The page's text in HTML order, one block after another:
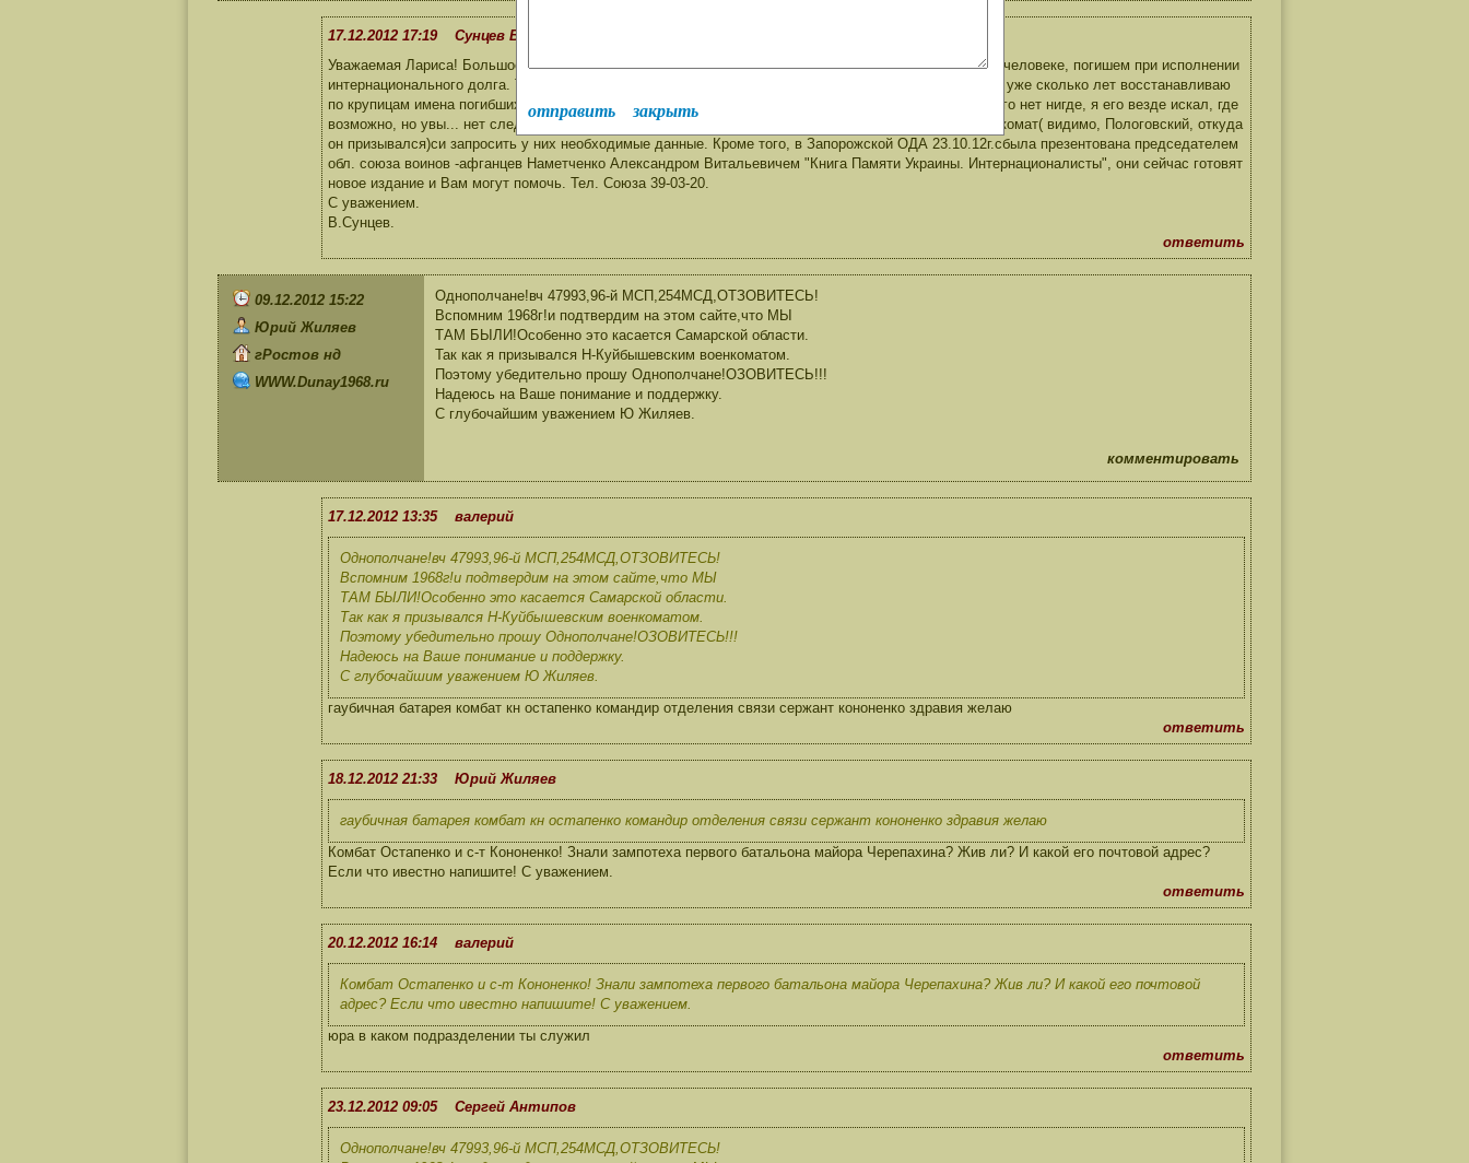
отправить закрыть
17.12.2012 17:19 Сунцев В.П.
Уважаемая Лариса! Большое Вам спасибо за Ваше благородное стремление восстановить память о человеке, погишем при исполнении
интернационального долга. То, что его нет в Книгах Памяти - это не моя вина, а наша общая беда. Я уже сколько лет восстанавливаю
по крупицам имена погибших воинов, которые не вошли в официальные данные. По Руденко И.И. - его нет нигде, я его везде искал, где
возможно, но увы... нет следов, поэтому я и задержался с ответом. Вам надо обратиться в райвоенкомат( видимо, Пологовский, откуда
он призывался)си запросить у них необходимые данные. Кроме того, в Запорожской ОДА 23.10.12г.сбыла презентована председателем
обл. союза воинов -афганцев Наметченко Александром Витальевичем "Книга Памяти Украины. Интернационалисты", они сейчас готовят
новое издание и Вам могут помочь. Тел. Союза 39-03-20.
С уважением.
В.Сунцев.
ответить
09.12.2012 15:22
Юрий Жиляев
гРостов нд
WWW.Dunay1968.ru
Однополчане!вч 47993,96-й МСП,254МСД,ОТЗОВИТЕСЬ!
Вспомним 1968г!и подтвердим на этом сайте,что МЫ
ТАМ БЫЛИ!Особенно это касается Самарской области.
Так как я призывался Н-Куйбышевским военкоматом.
Поэтому убедительно прошу Однополчане!ОЗОВИТЕСЬ!!!
Надеюсь на Ваше понимание и поддержку.
С глубочайшим уважением Ю Жиляев.
комментировать
17.12.2012 13:35 валерий
Однополчане!вч 47993,96-й МСП,254МСД,ОТЗОВИТЕСЬ!
Вспомним 1968г!и подтвердим на этом сайте,что МЫ
ТАМ БЫЛИ!Особенно это касается Самарской области.
Так как я призывался Н-Куйбышевским военкоматом.
Поэтому убедительно прошу Однополчане!ОЗОВИТЕСЬ!!!
Надеюсь на Ваше понимание и поддержку.
С глубочайшим уважением Ю Жиляев.
гаубичная батарея комбат кн остапенко командир отделения связи сержант кононенко здравия желаю
ответить
18.12.2012 21:33 Юрий Жиляев
гаубичная батарея комбат кн остапенко командир отделения связи сержант кононенко здравия желаю
Комбат Остапенко и с-т Кононенко! Знали зампотеха первого батальона майора Черепахина? Жив ли? И какой его почтовой адрес?
Если что ивестно напишите! С уважением.
ответить
20.12.2012 16:14 валерий
Комбат Остапенко и с-т Кононенко! Знали зампотеха первого батальона майора Черепахина? Жив ли? И какой его почтовой
адрес? Если что ивестно напишите! С уважением.
юра в каком подразделении ты служил
ответить
23.12.2012 09:05 Сергей Антипов
Однополчане!вч 47993,96-й МСП,254МСД,ОТЗОВИТЕСЬ!